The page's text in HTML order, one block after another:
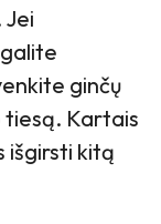
Jei
ginčų
Kartais
išgirsti kitą